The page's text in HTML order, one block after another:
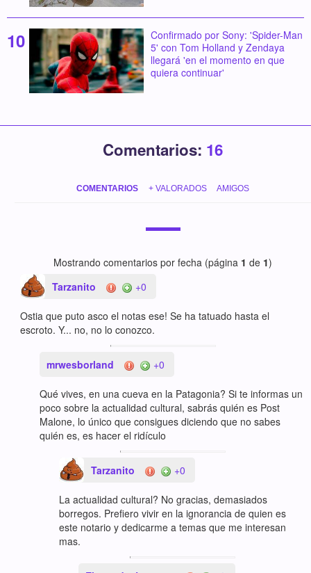
Confirmado por Sony: 'Spider-Man
5' con Tom Holland y Zendaya
llegará 'en el momento en que
quiera continuar'
Comentarios: 16
COMENTARIOS + VALORADOS AMIGOS
Mostrando comentarios por fecha (página 1 de 1)
Tarzanito
+0
Ostia que puto asco el notas ese! Se ha tatuado hasta el
escroto. Y... no, no lo conozco.
mrwesborland +0
Qué vives, en una cueva en la Patagonia? Si te informas un
poco sobre la actualidad cultural, sabrás quién es Post
Malone, lo único que consigues diciendo que no sabes
quién es, es hacer el ridículo
Tarzanito +0
La actualidad cultural? No gracias, demasiados
borregos. Prefiero vivir en la ignorancia de quien es
este notario y dedicarme a temas que me interesan
mas.